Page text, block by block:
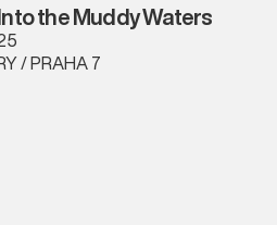
the Muddy Waters
/ PRAHA 7